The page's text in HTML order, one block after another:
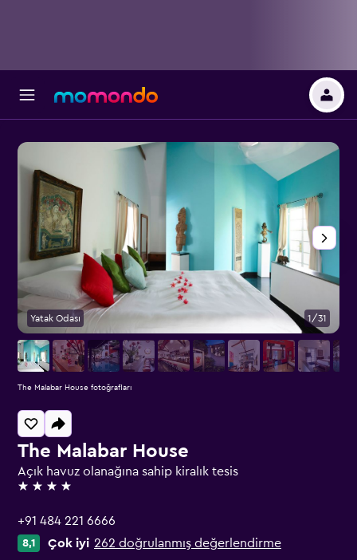
The Malabar House
Açık havuz olanağına sahip kiralık tesis
4 yıldız
+91 484 221 6666
8,1 Çok iyi 262 doğrulanmış değerlendirme
Yatak Odası 1/31
The Malabar House fotoğrafları